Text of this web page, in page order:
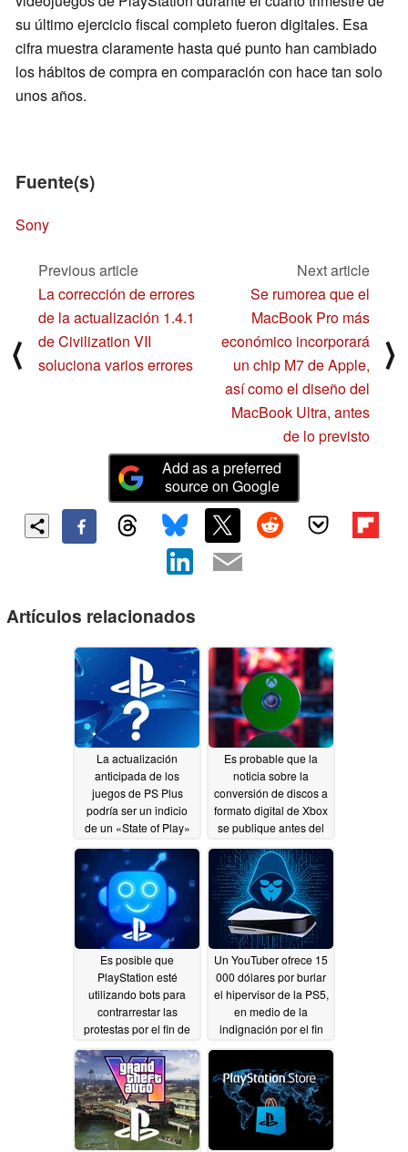
su último ejercicio fiscal completo fueron digitales. Esa
cifra muestra claramente hasta qué punto han cambiado
los hábitos de compra en comparación con hace tan solo
unos años.
Fuente(s)
Sony
⟨
Previous article
La corrección de errores
de la actualización 1.4.1
de Civilization VII
soluciona varios errores
Next article
Se rumorea que el
MacBook Pro más
económico incorporará
un chip M7 de Apple,
así como el diseño del
MacBook Ultra, antes
de lo previsto
⟩
Add as a preferred
source on Google
Artículos relacionados
La actualización
anticipada de los
juegos de PS Plus
podría ser un indicio
de un «State of Play»
noticias sobre los
discos de la PS5
07/29/2026
Es probable que la
noticia sobre la
conversión de discos a
formato digital de Xbox
se publique antes del
aprovechando la
polémica suscitada por
los juegos físicos de la
PS5. 07/20/2026
Es posible que
PlayStation esté
utilizando bots para
contrarrestar las
protestas por el fin de
PS5.07/18/2026
Un YouTuber ofrece 15
000 dólares por burlar
el hipervisor de la PS5,
en medio de la
indignación por el fin